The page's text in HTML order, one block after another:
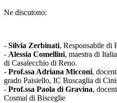
Ne discutono:
- Silvia Zerbinati, Responsabile di
- Alessia Comellini, maestra di
di Casalecchio di Reno.
- Prof.ssa Adriana Micconi,
grado Paisiello, IC Buscaglia di
- Prof.ssa Paola di Gravina,
Cosmai di Bisceglie